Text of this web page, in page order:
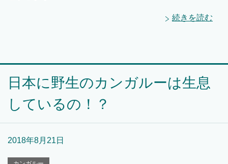
続きを読む
日本に野生のカンガルーは生息
しているの！？
2018年8月21日